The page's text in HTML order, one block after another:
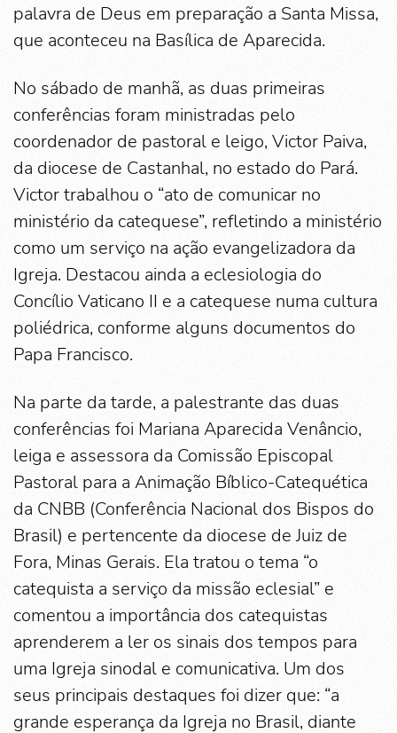
palavra de Deus em preparação a Santa Missa,
que aconteceu na Basílica de Aparecida.
No sábado de manhã, as duas primeiras
conferências foram ministradas pelo
coordenador de pastoral e leigo, Victor Paiva,
da diocese de Castanhal, no estado do Pará.
Victor trabalhou o “ato de comunicar no
ministério da catequese”, refletindo a ministério
como um serviço na ação evangelizadora da
Igreja. Destacou ainda a eclesiologia do
Concílio Vaticano II e a catequese numa cultura
poliédrica, conforme alguns documentos do
Papa Francisco.
Na parte da tarde, a palestrante das duas
conferências foi Mariana Aparecida Venâncio,
leiga e assessora da Comissão Episcopal
Pastoral para a Animação Bíblico-Catequética
da CNBB (Conferência Nacional dos Bispos do
Brasil) e pertencente da diocese de Juiz de
Fora, Minas Gerais. Ela tratou o tema “o
catequista a serviço da missão eclesial” e
comentou a importância dos catequistas
aprenderem a ler os sinais dos tempos para
uma Igreja sinodal e comunicativa. Um dos
seus principais destaques foi dizer que: “a
grande esperança da Igreja no Brasil, diante